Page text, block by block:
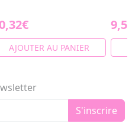
AJOUTER AU PANIER
S'inscrire